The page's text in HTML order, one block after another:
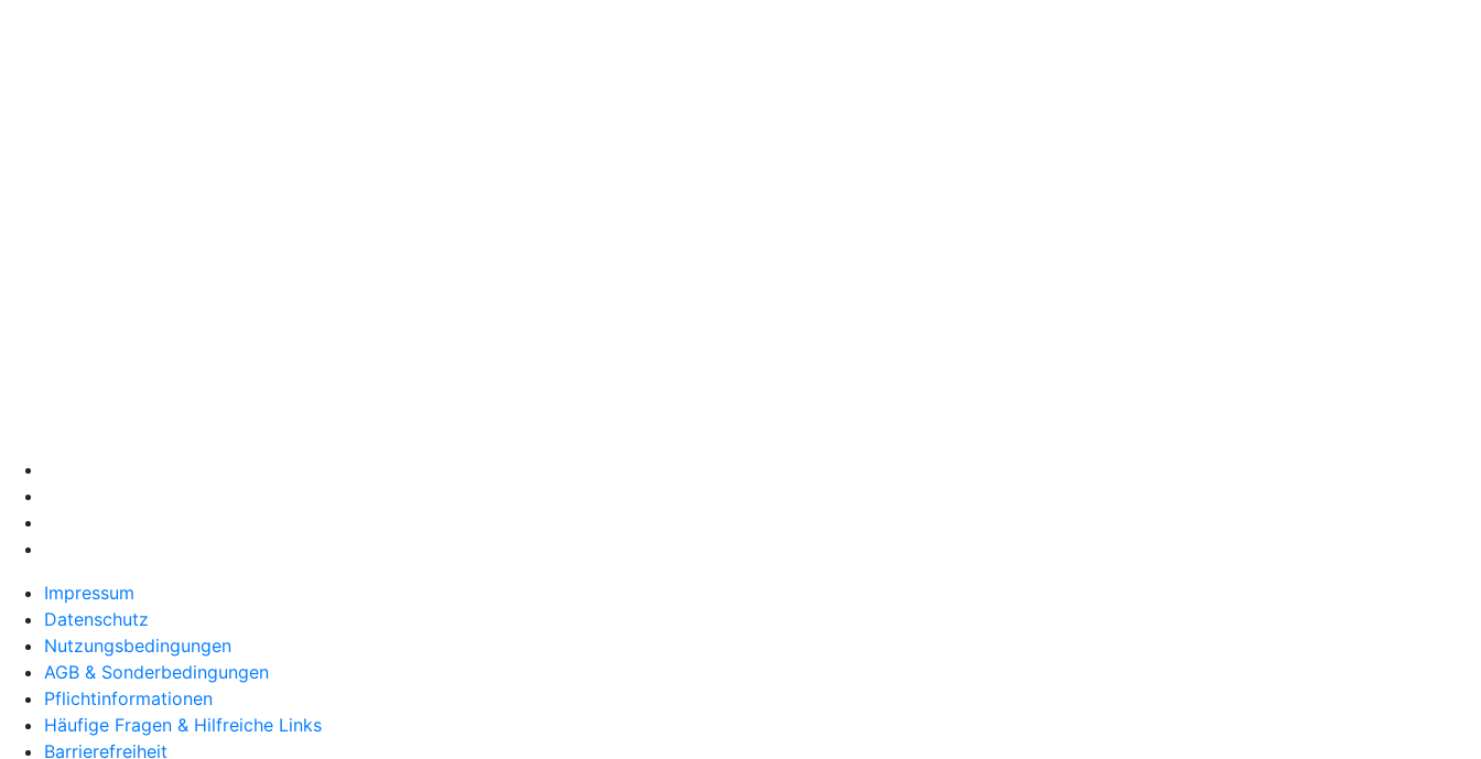
Impressum
Datenschutz
Nutzungsbedingungen
AGB & Sonderbedingungen
Pflichtinformationen
Häufige Fragen & Hilfreiche Links
Barrierefreiheit